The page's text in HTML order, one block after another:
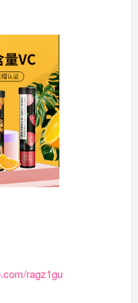
ragz1gu